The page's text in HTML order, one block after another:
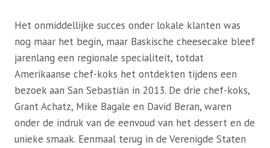
Het onmiddellijke succes onder lokale klanten was
nog maar het begin, maar Baskische cheesecake bleef
jarenlang een regionale specialiteit, totdat
Amerikaanse chef-koks het ontdekten tijdens een
bezoek aan San Sebastián in 2013. De drie chef-koks,
Grant Achatz, Mike Bagale en David Beran, waren
onder de indruk van de eenvoud van het dessert en de
unieke smaak. Eenmaal terug in de Verenigde Staten